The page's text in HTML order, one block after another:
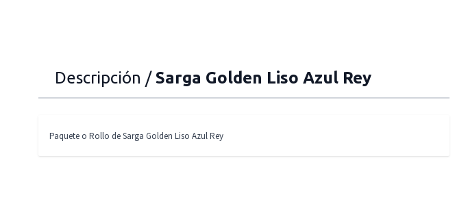
Descripción /Sarga Golden Liso Azul Rey
Paquete o Rollo de Sarga Golden Liso Azul Rey